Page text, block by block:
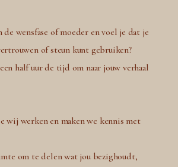
de wensfase of moeder en voel je dat je
of steun kunt gebruiken?
half uur de tijd om naar jouw verhaal
wij werken en maken we kennis met
om te delen wat jou bezighoudt,